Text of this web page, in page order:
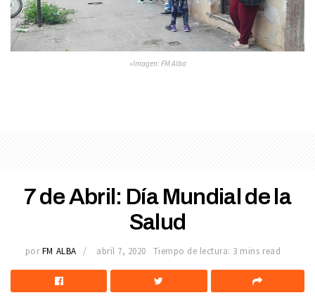
»Imagen: FM Alba
7 de Abril: Día Mundial de la
Salud
por FM ALBA abril 7, 2020 Tiempo de lectura: 3 mins read